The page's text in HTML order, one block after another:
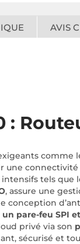
AVIS
:
comme
une connectivité
tels
, assure une
conception
pare-feu SPI
privé via son
sécurisé et